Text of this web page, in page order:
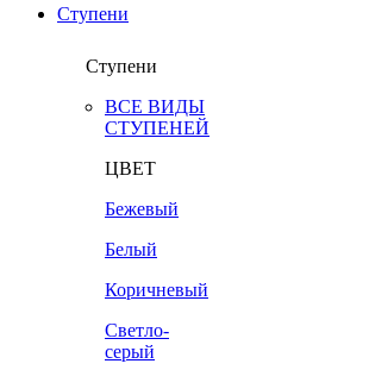
Ступени
Ступени
ВСЕ ВИДЫ
СТУПЕНЕЙ
ЦВЕТ
Бежевый
Белый
Коричневый
Светло-
серый